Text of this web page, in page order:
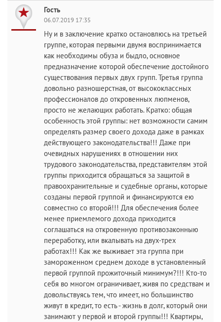
Гость
06.07.2019 17:35
Ну и в заключение кратко остановлюсь на третьей
группе, которая первыми двумя воспринимается
как необходимы обуза и быдло, основное
предназначение которой обеспечение достойного
существования первых двух групп. Третья группа
довольно разношерстная, от высококлассных
профессионалов до откровенных люпменов,
просто не желающих работать. Кратко: общая
особенность этой группы: нет возможности самим
определять размер своего дохода даже в рамках
действующего законодательства!!! Даже при
очевидных нарушениях в отношении них
трудового законодательства, представителям этой
группы приходится обращаться за защитой в
правоохранительные и судебные органы, которые
созданы первой группой и финансируются ею
совместно со второй!!! Для обеспечения более
менее приемлемого дохода приходится
соглашаться на откровенную противозаконныю
переработку, или вкалывать на двух-трех
работах!!! Как же выживает эта группа при
замороженном среднем доходе в установленный
первой группой прожиточный минимум?!!! Кто-то
себя во многом ограничивает, живя по средствам и
довольствуясь тем, что имеет, но большинство
живут в кредит, то есть - жизнь в долг, который они
занимают у первой и второй группы!!! Квартиры,